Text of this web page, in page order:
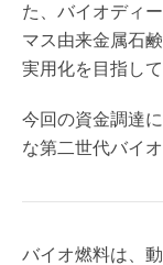
た、バイオディ
マス由来金属石
実用化を目指して
今回の資金調達
な第二世代バイ
バイオ燃料は、